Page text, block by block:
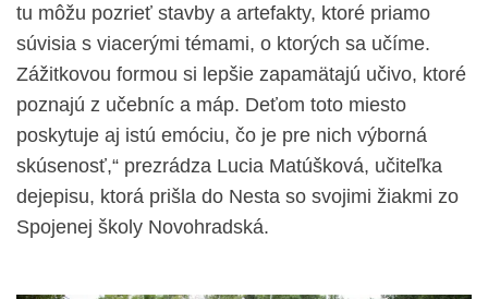
tu môžu pozrieť stavby a artefakty, ktoré priamo
súvisia s viacerými témami, o ktorých sa učíme.
Zážitkovou formou si lepšie zapamätajú učivo, ktoré
poznajú z učebníc a máp. Deťom toto miesto
poskytuje aj istú emóciu, čo je pre nich výborná
skúsenosť,“ prezrádza Lucia Matúšková, učiteľka
dejepisu, ktorá prišla do Nesta so svojimi žiakmi zo
Spojenej školy Novohradská.